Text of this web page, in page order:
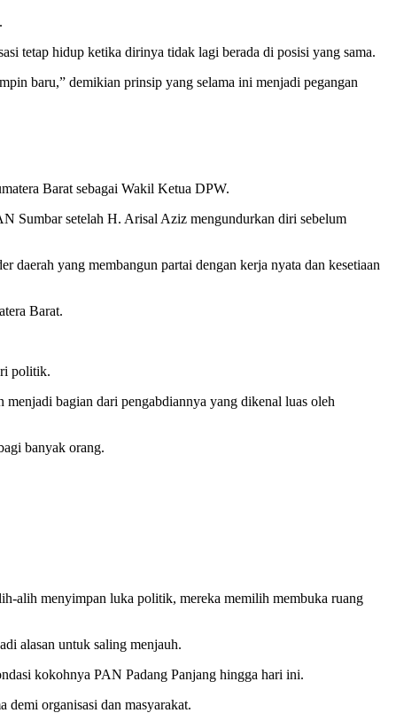
tetap hidup ketika dirinya tidak lagi berada di posisi yang sama.
baru,” demikian prinsip yang selama ini menjadi pegangan
Barat sebagai Wakil Ketua DPW.
Sumbar setelah H. Arisal Aziz mengundurkan diri sebelum
daerah yang membangun partai dengan kerja nyata dan kesetiaan
Barat.
politik.
bagian dari pengabdiannya yang dikenal luas oleh
banyak orang.
alih menyimpan luka politik, mereka memilih membuka ruang
alasan untuk saling menjauh.
kokohnya PAN Padang Panjang hingga hari ini.
demi organisasi dan masyarakat.